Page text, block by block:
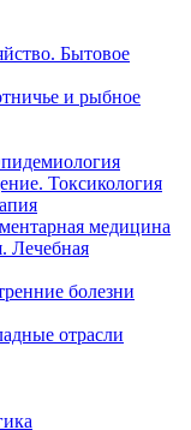
Бытовое
и рыбное
Токсикология
медицина
Лечебная
болезни
отрасли